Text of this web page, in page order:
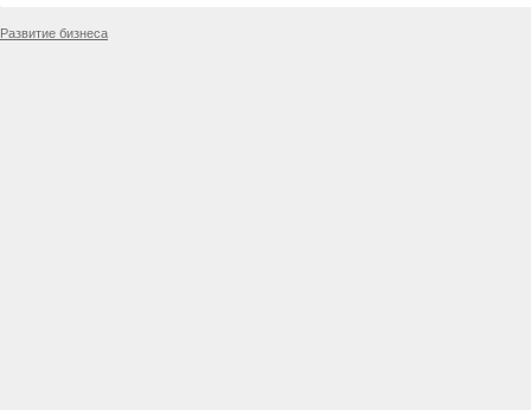
Развитие бизнеса